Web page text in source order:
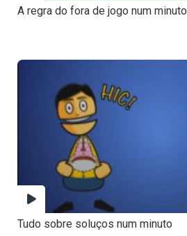
A regra do fora de jogo num minuto
Tudo sobre soluços num minuto